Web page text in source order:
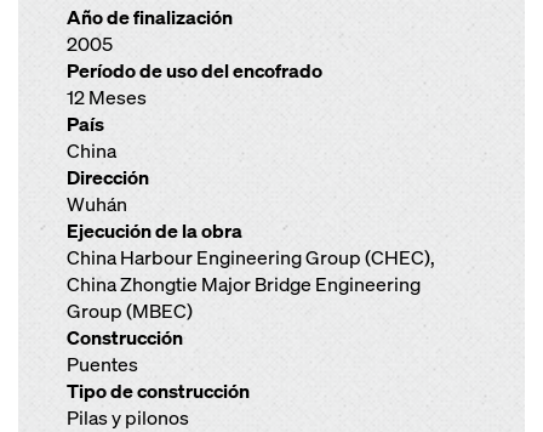
Año de finalización
2005
Período de uso del encofrado
12 Meses
País
China
Dirección
Wuhán
Ejecución de la obra
China Harbour Engineering Group (CHEC),
China Zhongtie Major Bridge Engineering
Group (MBEC)
Construcción
Puentes
Tipo de construcción
Pilas y pilonos